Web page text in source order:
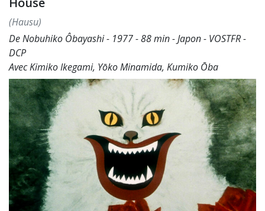
(Hausu)
De Nobuhiko Ôbayashi - 1977 - 88 min - Japon - VOSTFR -
DCP
Avec Kimiko Ikegami, Yōko Minamida, Kumiko Ōba